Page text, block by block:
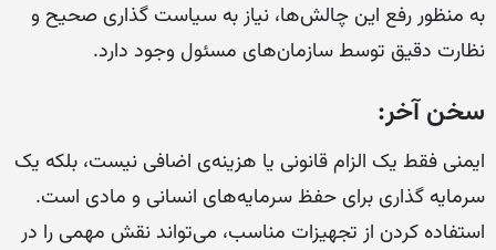
به منظور رفع این چالش‌ها، نیاز به سیاست گذاری صحیح و
نظارت دقیق توسط سازمان‌های مسئول وجود دارد.
سخن آخر:
ایمنی فقط یک الزام قانونی یا هزینه‌ی اضافی نیست، بلکه یک
سرمایه گذاری برای حفظ سرمایه‌های انسانی و مادی است.
استفاده کردن از تجهیزات مناسب، می‌تواند نقش مهمی را در